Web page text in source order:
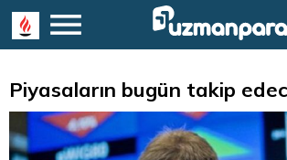
Piyasaların bugün takip